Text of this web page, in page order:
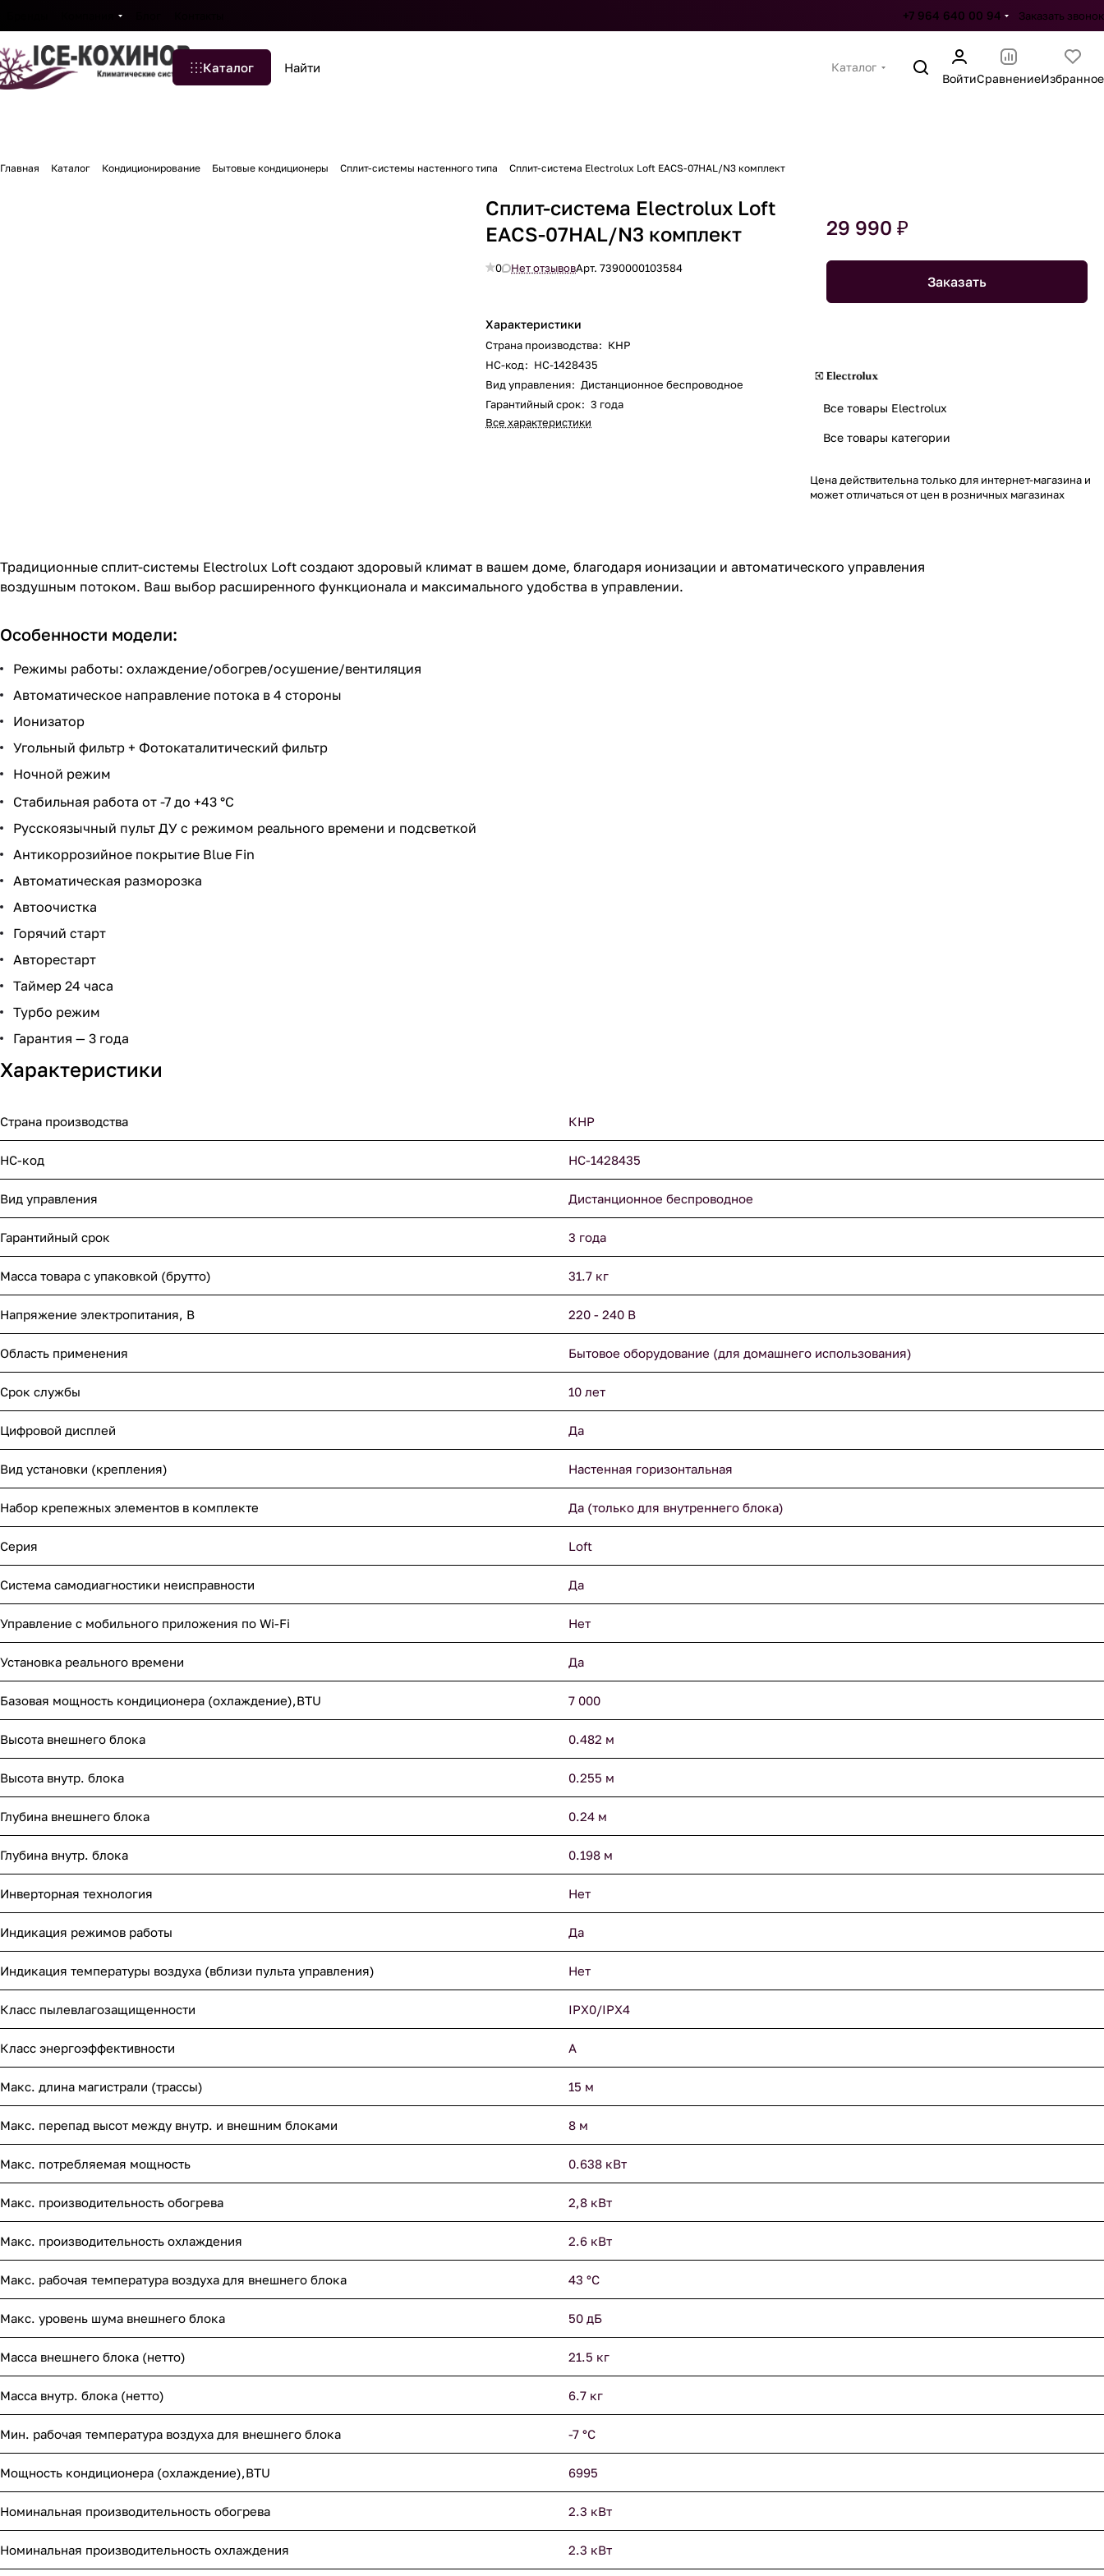
+7 964 640 00 94 Заказать звонок
Каталог
Каталог
ВойтиСравнениеИзбранное
Главная Каталог Кондиционирование Бытовые кондиционеры Сплит-системы настенного типа Сплит-система Electrolux Loft EACS-07HAL/N3 комплект
Сплит-система Electrolux Loft
EACS-07HAL/N3 комплект
0 Нет отзывовАрт.7390000103584
Характеристики
Страна производства: КНР
НС-код: НС-1428435
Вид управления: Дистанционное беспроводное
Гарантийный срок: 3 года
Все характеристики
29 990 ₽
Заказать
Все товары Electrolux
Все товары категории
Цена действительна только для интернет-магазина и
может отличаться от цен в розничных магазинах
Традиционные сплит-системы Electrolux Loft создают здоровый климат в вашем доме, благодаря ионизации и автоматического управления
воздушным потоком. Ваш выбор расширенного функционала и максимального удобства в управлении.
Особенности модели:
Режимы работы: охлаждение/обогрев/осушение/вентиляция
Автоматическое направление потока в 4 стороны
Ионизатор
Угольный фильтр + Фотокаталитический фильтр
Ночной режим
Стабильная работа от -7 до +43 °C
Русскоязычный пульт ДУ с режимом реального времени и подсветкой
Антикоррозийное покрытие Blue Fin
Автоматическая разморозка
Автоочистка
Горячий старт
Авторестарт
Таймер 24 часа
Турбо режим
Гарантия — 3 года
Характеристики
Страна производства КНР
НС-код НС-1428435
Вид управления Дистанционное беспроводное
Гарантийный срок 3 года
Масса товара с упаковкой (брутто) 31.7 кг
Напряжение электропитания, В 220 - 240 В
Область применения Бытовое оборудование (для домашнего использования)
Срок службы 10 лет
Цифровой дисплей Да
Вид установки (крепления) Настенная горизонтальная
Набор крепежных элементов в комплекте Да (только для внутреннего блока)
Серия Loft
Система самодиагностики неисправности Да
Управление c мобильного приложения по Wi-Fi Нет
Установка реального времени Да
Базовая мощность кондиционера (охлаждение),BTU 7 000
Высота внешнего блока 0.482 м
Высота внутр. блока 0.255 м
Глубина внешнего блока 0.24 м
Глубина внутр. блока 0.198 м
Инверторная технология Нет
Индикация режимов работы Да
Индикация температуры воздуха (вблизи пульта управления) Нет
Класс пылевлагозащищенности IPX0/IPX4
Класс энергоэффективности A
Макс. длина магистрали (трассы) 15 м
Макс. перепад высот между внутр. и внешним блоками 8 м
Макс. потребляемая мощность 0.638 кВт
Макс. производительность обогрева 2,8 кВт
Макс. производительность охлаждения 2.6 кВт
Макс. рабочая температура воздуха для внешнего блока 43 °С
Макс. уровень шума внешнего блока 50 дБ
Масса внешнего блока (нетто) 21.5 кг
Масса внутр. блока (нетто) 6.7 кг
Мин. рабочая температура воздуха для внешнего блока -7 °С
Мощность кондиционера (охлаждение),BTU 6995
Номинальная производительность обогрева 2.3 кВт
Номинальная производительность охлаждения 2.3 кВт